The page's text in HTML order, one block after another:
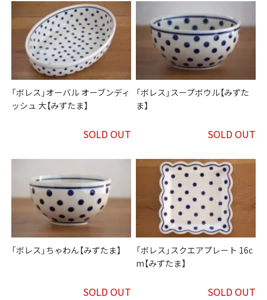
「ボレス」オーバル オーブンディ
ッシュ 大【みずたま】
SOLD OUT
「ボレス」スープボウル【みずた
ま】
SOLD OUT
「ボレス」ちゃわん【みずたま】
SOLD OUT
「ボレス」スクエアプレート 16c
m【みずたま】
SOLD OUT